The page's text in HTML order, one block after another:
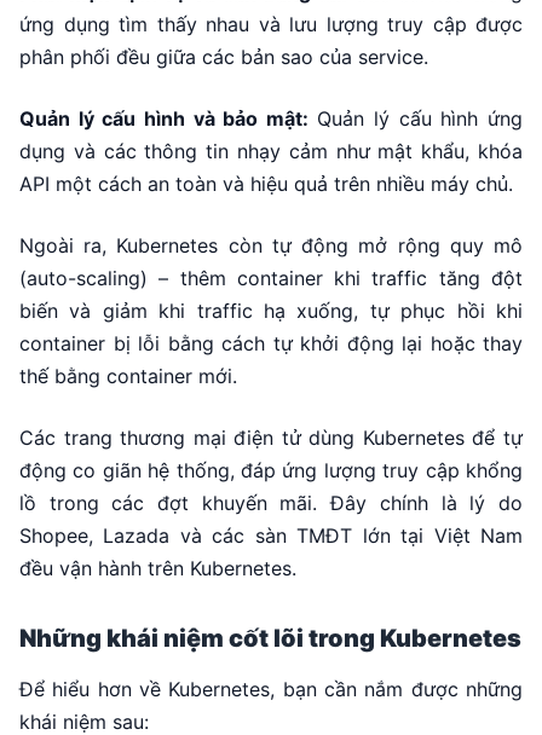
ứng dụng tìm thấy nhau và lưu lượng truy cập được
phân phối đều giữa các bản sao của service.
Quản lý cấu hình và bảo mật: Quản lý cấu hình ứng
dụng và các thông tin nhạy cảm như mật khẩu, khóa
API một cách an toàn và hiệu quả trên nhiều máy chủ.
Ngoài ra, Kubernetes còn tự động mở rộng quy mô
(auto-scaling) – thêm container khi traffic tăng đột
biến và giảm khi traffic hạ xuống, tự phục hồi khi
container bị lỗi bằng cách tự khởi động lại hoặc thay
thế bằng container mới.
Các trang thương mại điện tử dùng Kubernetes để tự
động co giãn hệ thống, đáp ứng lượng truy cập khổng
lồ trong các đợt khuyến mãi. Đây chính là lý do
Shopee, Lazada và các sàn TMĐT lớn tại Việt Nam
đều vận hành trên Kubernetes.
Những khái niệm cốt lõi trong Kubernetes
Để hiểu hơn về Kubernetes, bạn cần nắm được những
khái niệm sau: